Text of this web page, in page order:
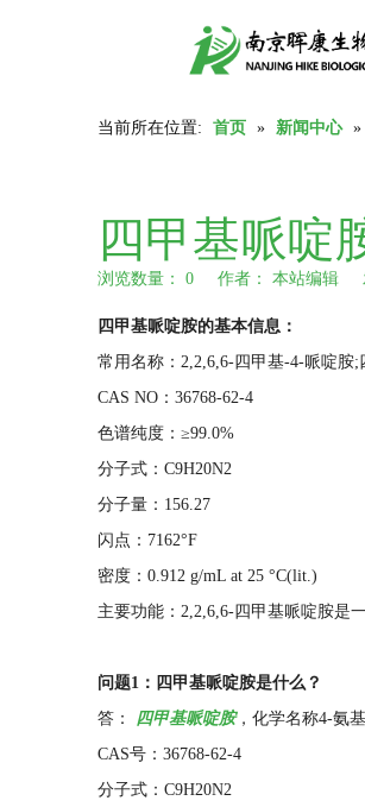
当前所在位置: 首页 » 新闻中心 »
四甲基哌啶
浏览数量： 0 作者： 本站编辑
四甲基哌啶胺的基本信息：
常用名称：2,2,6,6-四甲基-4-哌啶胺
CAS NO：36768-62-4
色谱纯度：≥99.0%
分子式：C9H20N2
分子量：156.27
闪点：7162°F
密度：0.912 g/mL at 25 °C(lit.)
主要功能：2,2,6,6-四甲基哌啶胺是
问题1：四甲基哌啶胺是什么？
答： 四甲基哌啶胺，化学名称4-氨
CAS号：36768-62-4
分子式：C9H20N2